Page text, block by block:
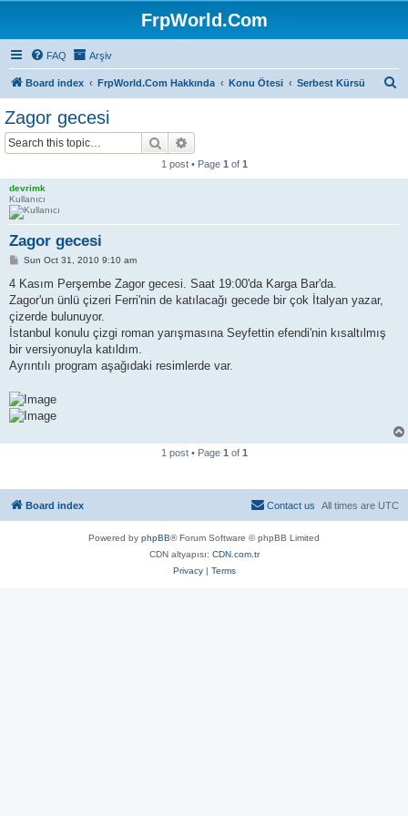
FrpWorld.Com
FAQ Arşiv
Board index FrpWorld.Com Hakkında Konu Ötesi Serbest Kürsü
Zagor gecesi
Search
1 post • Page 1 of 1
devrimk
Kullanıcı
Zagor gecesi
P
s
Sun Oct 31, 2010 9:10 am
4 Kasım Perşembe Zagor gecesi. Saat 19:00'da Karga Bar'da.
Zagor'un ünlü çizeri Ferri'nin de katılacağı gecede bir çok İtalyan yazar,
çizerde bulunuyor.
İstanbul konulu çizgi roman yarışmasına Seyfettin efendi'nin kısaltılmış
bir versiyonuyla katıldım.
Ayrıntılı program aşağıdaki resimlerde var.
1 post • Page 1 of 1
Board index All times are UTC
Contact us
Powered by phpBB® Forum Software © phpBB Limited
CDN altyapısı: CDN.com.tr
Privacy| Terms